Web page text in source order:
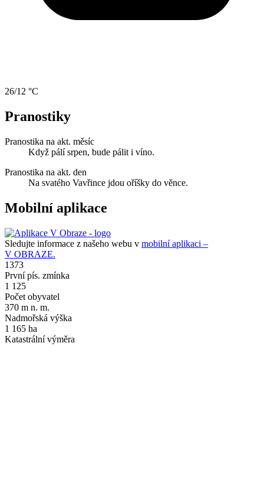
26/12 °C
Pranostiky
Pranostika na akt. měsíc
Když pálí srpen, bude pálit i víno.
Pranostika na akt. den
Na svatého Vavřince jdou oříšky do věnce.
Mobilní aplikace
Sledujte informace z našeho webu v mobilní aplikaci –
V OBRAZE.
1373
První pís. zmínka
1 125
Počet obyvatel
370 m n. m.
Nadmořská výška
1 165 ha
Katastrální výměra